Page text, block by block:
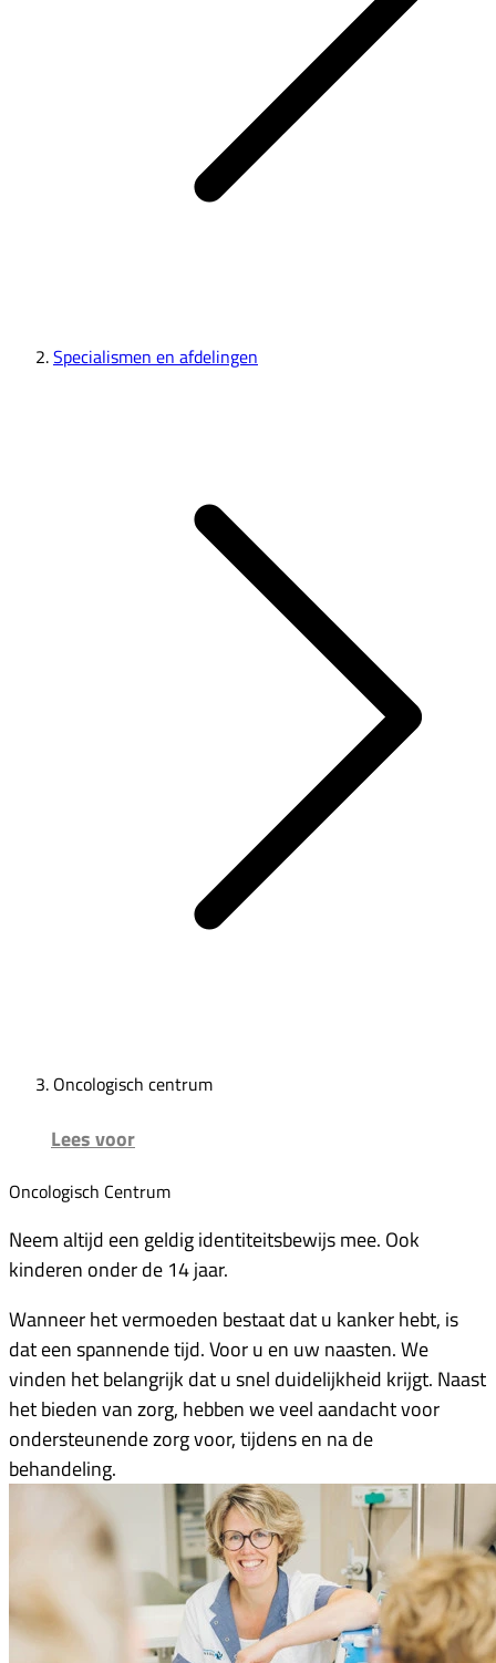
Specialismen en afdelingen
Oncologisch centrum
Lees voor
Oncologisch Centrum
Neem altijd een geldig identiteitsbewijs mee. Ook
kinderen onder de 14 jaar.
Wanneer het vermoeden bestaat dat u kanker hebt, is
dat een spannende tijd. Voor u en uw naasten. We
vinden het belangrijk dat u snel duidelijkheid krijgt. Naast
het bieden van zorg, hebben we veel aandacht voor
ondersteunende zorg voor, tijdens en na de
behandeling.